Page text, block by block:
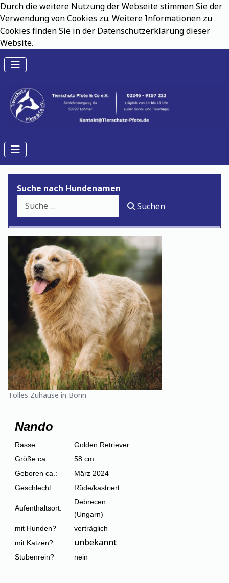
Durch die weitere Nutzung der Webseite stimmen Sie der
Verwendung von Cookies zu. Weitere Informationen zu
Cookies finden Sie in der Datenschutzerklärung dieser
Website.
Suche nach Hundenamen
Suchen
Tolles Zuhause in Bonn
Nando
Rasse:
Golden Retriever
Größe ca.:
58 cm
Geboren ca.:
März 2024
Geschlecht:
Rüde/kastriert
Aufenthaltsort:
Debrecen
(Ungarn)
mit Hunden?
verträglich
mit Katzen?
unbekannt
Stubenrein? nein